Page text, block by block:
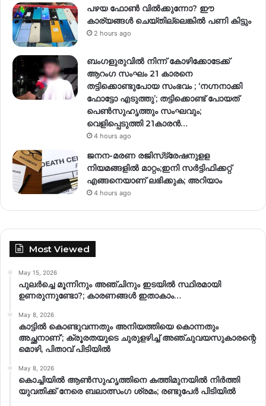
പഴയ ഫോൺ വിൽക്കുന്നോ? ഈ
കാര്യങ്ങൾ ചെയ്തില്ലെങ്കിൽ പണി കിട്ടും
2 hours ago
ബംഗളുരുവിൽ നിന്ന് കോഴിക്കോടേക്ക്
ആറംഗ സംഘം 21 കാരനെ
തട്ടിക്കൊണ്ടുപോയ സംഭവം ; ‘നഗ്നനാക്കി
ഫോട്ടോ എടുത്തു’; തട്ടിക്കൊണ്ട് പോയത്
പെണ്‍സുഹൃത്തും സംഘവും;
വെളിപ്പെടുത്തി 21കാരന്‍…
4 hours ago
ജനന-മരണ രജിസ്‌ട്രേഷനുളള
നിയമങ്ങളില്‍ മാറ്റം;ഇനി സര്‍ട്ടിഫിക്കറ്റ്
എങ്ങനെയാണ് ലഭിക്കുക; അറിയാം
4 hours ago
Most Viewed
May 15, 2026
പുലർച്ചെ മൂന്നിനും അഞ്ചിനും ഇടയിൽ സ്ഥിരമായി
ഉണരുന്നുണ്ടോ?; കാരണങ്ങള്‍ ഇതാകാം…
May 8, 2026
കാട്ടിൽ കൊണ്ടുവന്നതും അനിയത്തിയെ കൊന്നതും
അച്ഛനാണ്’; ക്രൂരതയുടെ ചുരുളഴിച്ച് അഞ്ചുവയസുകാരന്റെ
മൊഴി, പിതാവ് പിടിയിൽ
May 8, 2026
കൊച്ചിയിൽ ആൺസുഹൃത്തിനെ കത്തിമുനയിൽ നിർത്തി
യുവതിക്ക് നേരെ ബലാത്സംഗ​ ശ്രമം; രണ്ടുപേർ പിടിയിൽ